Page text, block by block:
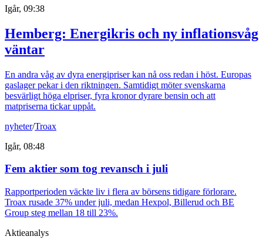
Igår, 09:38
Hemberg: Energikris och ny inflationsvåg
väntar
En andra våg av dyra energipriser kan nå oss redan i höst. Europas
gaslager pekar i den riktningen. Samtidigt möter svenskarna
besvärligt höga elpriser, fyra kronor dyrare bensin och att
matpriserna tickar uppåt.
nyheter/Troax
Igår, 08:48
Fem aktier som tog revansch i juli
Rapportperioden väckte liv i flera av börsens tidigare förlorare.
Troax rusade 37% under juli, medan Hexpol, Billerud och BE
Group steg mellan 18 till 23%.
Aktieanalys